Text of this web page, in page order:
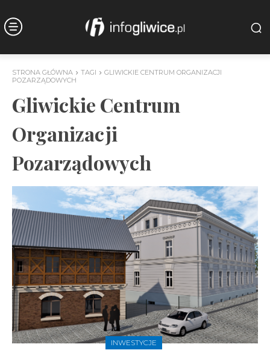
STRONA GŁÓWNA TAGI
GLIWICKIE CENTRUM ORGANIZACJI
POZARZĄDOWYCH
Gliwickie Centrum
Organizacji
Pozarządowych
INWESTYCJE